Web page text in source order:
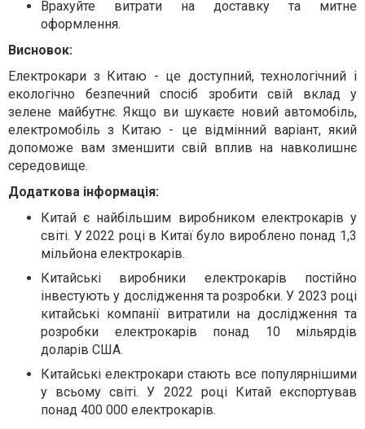
Врахуйте витрати на доставку та митне
оформлення.
Висновок:
Електрокари з Китаю - це доступний, технологічний і
екологічно безпечний спосіб зробити свій вклад у
зелене майбутнє. Якщо ви шукаєте новий автомобіль,
електромобіль з Китаю - це відмінний варіант, який
допоможе вам зменшити свій вплив на навколишнє
середовище.
Додаткова інформація:
Китай є найбільшим виробником електрокарів у
світі. У 2022 році в Китаї було вироблено понад 1,3
мільйона електрокарів.
Китайські виробники електрокарів постійно
інвестують у дослідження та розробки. У 2023 році
китайські компанії витратили на дослідження та
розробки електрокарів понад 10 мільярдів
доларів США.
Китайські електрокари стають все популярнішими
у всьому світі. У 2022 році Китай експортував
понад 400 000 електрокарів.